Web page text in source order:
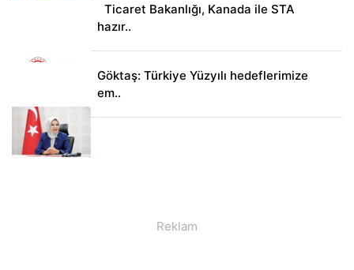
Ticaret Bakanlığı, Kanada ile STA
hazır..
Göktaş: Türkiye Yüzyılı hedeflerimize
em..